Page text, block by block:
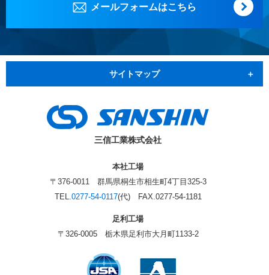
メールフォームはこちら
三信工業株式会社
本社工場
〒376-0011 群馬県桐生市相生町4丁目325-3
TEL.0277-54-0117(代) FAX.0277-54-1181
足利工場
〒326-0005 栃木県足利市大月町1133-2
サイトマップ